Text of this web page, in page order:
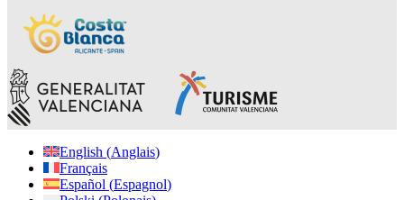
English (Anglais)
Français
Español (Espagnol)